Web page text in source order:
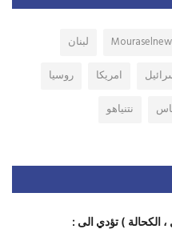
لبنان
امريكا
روسيا
نتنياهو
، الكحالة ) تؤدي الى :